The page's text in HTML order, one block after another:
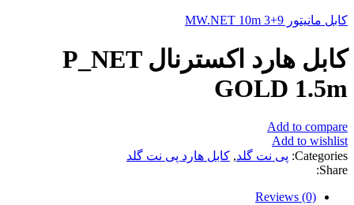
کابل مانیتور 9+3 MW.NET 10m
کابل هارد اکسترنال P_NET
GOLD 1.5m
Add to compare
Add to wishlist
Categories: پی نت گلد, کابل هارد پی نت گلد
Share:
Reviews (0)